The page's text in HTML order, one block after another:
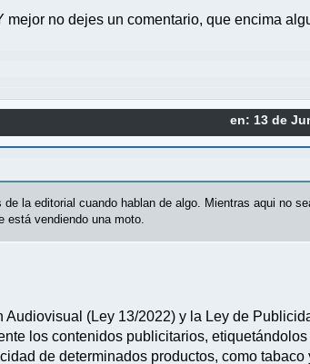
no dejes un comentario, que encima
en: 13 de
la editorial cuando hablan de algo. Mientras aqui no
está vendiendo una moto.
(Ley 13/2022) y la Ley de
los contenidos publicitarios,
de determinados productos, como tabaco